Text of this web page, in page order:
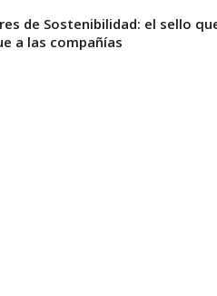
de Sostenibilidad: el sello
a las compañías